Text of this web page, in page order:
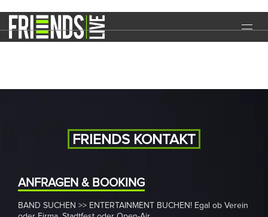
REFERENZEN
DOWNLOADS
Corporate Event
FRIENDS KONTAKT
ANFRAGEN & BOOKING
BAND SUCHEN >> ENTERTAINMENT BUCHEN! Egal ob Verein